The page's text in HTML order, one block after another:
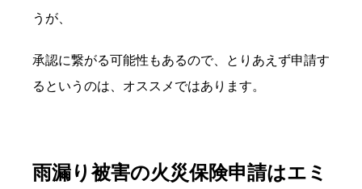
うが、
承認に繋がる可能性もあるので、とりあえず申請す
るというのは、オススメではあります。
雨漏り被害の火災保険申請はエミ